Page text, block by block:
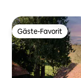
Gäste-Favorit
Gäste-Favorit